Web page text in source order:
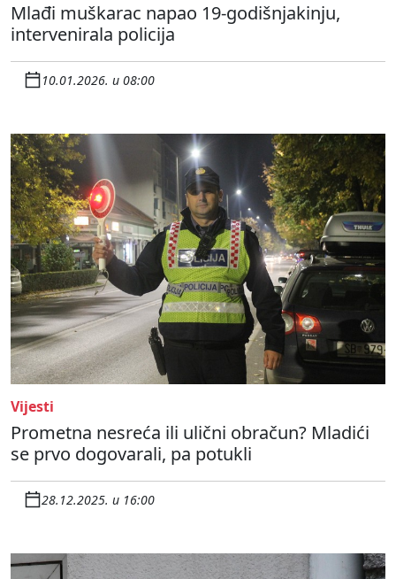
Mlađi muškarac napao 19-godišnjakinju,
intervenirala policija
10.01.2026. u 08:00
Vijesti
Prometna nesreća ili ulični obračun? Mladići
se prvo dogovarali, pa potukli
28.12.2025. u 16:00